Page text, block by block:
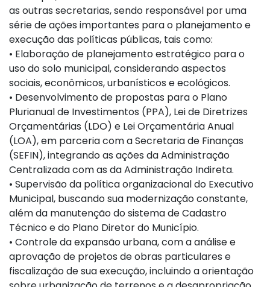
as outras secretarias, sendo responsável por uma
série de ações importantes para o planejamento e
execução das políticas públicas, tais como:
• Elaboração de planejamento estratégico para o
uso do solo municipal, considerando aspectos
sociais, econômicos, urbanísticos e ecológicos.
• Desenvolvimento de propostas para o Plano
Plurianual de Investimentos (PPA), Lei de Diretrizes
Orçamentárias (LDO) e Lei Orçamentária Anual
(LOA), em parceria com a Secretaria de Finanças
(SEFIN), integrando as ações da Administração
Centralizada com as da Administração Indireta.
• Supervisão da política organizacional do Executivo
Municipal, buscando sua modernização constante,
além da manutenção do sistema de Cadastro
Técnico e do Plano Diretor do Município.
• Controle da expansão urbana, com a análise e
aprovação de projetos de obras particulares e
fiscalização de sua execução, incluindo a orientação